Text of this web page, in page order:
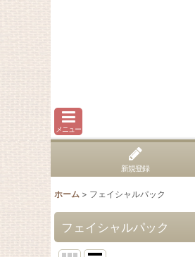
メニュー
新規登録
ホーム > フェイシャルパック
フェイシャルパック